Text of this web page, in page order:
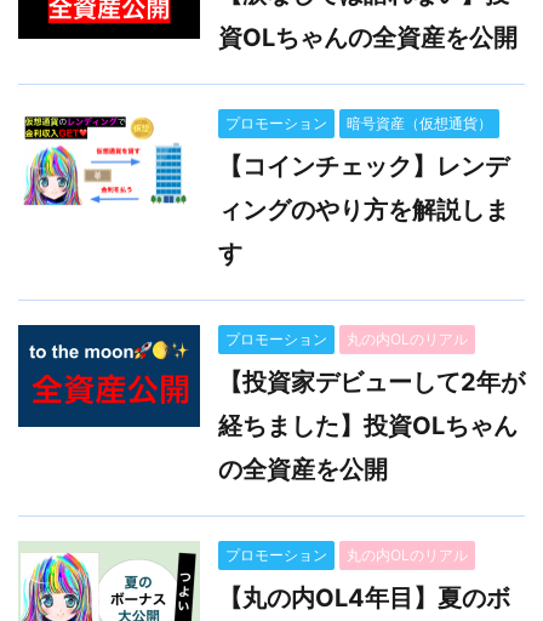
資OLちゃんの全資産を公開
プロモーション 暗号資産（仮想通貨）
【コインチェック】レンデ
ィングのやり方を解説しま
す
プロモーション 丸の内OLのリアル
【投資家デビューして2年が
経ちました】投資OLちゃん
の全資産を公開
プロモーション 丸の内OLのリアル
【丸の内OL4年目】夏のボ